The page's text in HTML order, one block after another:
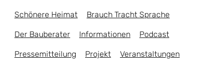
Schönere Heimat Brauch Tracht Sprache
Der Bauberater Informationen Podcast
Pressemitteilung Projekt Veranstaltungen